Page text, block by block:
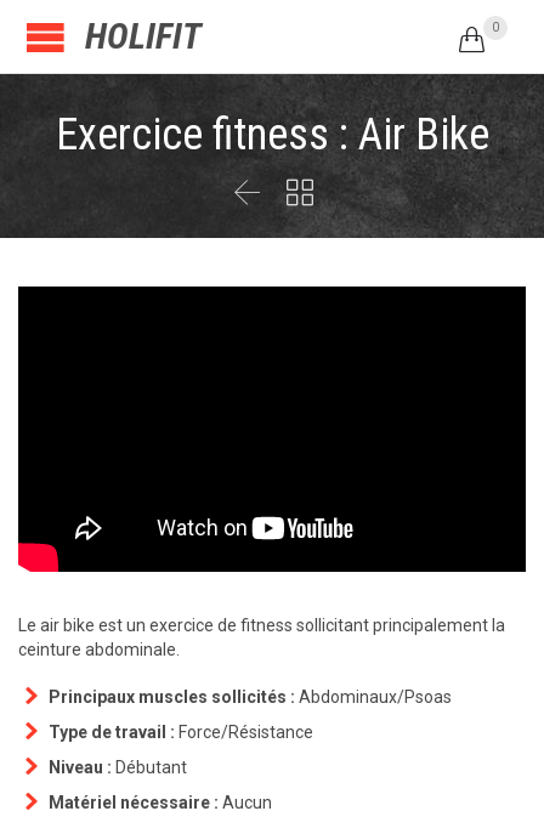
HOLIFIT  0
Exercice fitness : Air Bike
 
Le air bike est un exercice de fitness sollicitant principalement la
ceinture abdominale.
Principaux muscles sollicités : Abdominaux/Psoas
Type de travail : Force/Résistance
Niveau : Débutant
Matériel nécessaire : Aucun